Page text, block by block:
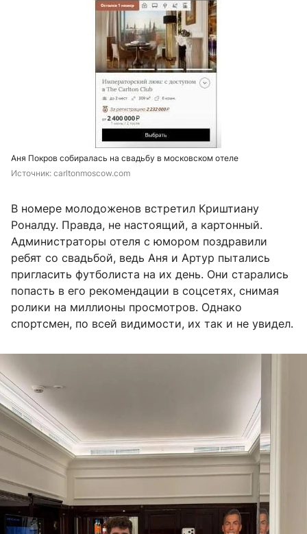
Аня Покров собиралась на свадьбу в московском отеле
Источник: carltonmoscow.com
В номере молодоженов встретил Криштиану
Роналду. Правда, не настоящий, а картонный.
Администраторы отеля с юмором поздравили
ребят со свадьбой, ведь Аня и Артур пытались
пригласить футболиста на их день. Они старались
попасть в его рекомендации в соцсетях, снимая
ролики на миллионы просмотров. Однако
спортсмен, по всей видимости, их так и не увидел.